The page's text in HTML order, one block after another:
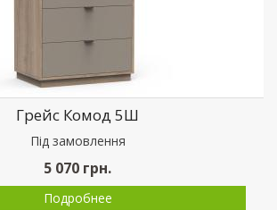
Грейс Комод 5Ш
Пiд замовлення
5 070 грн.
Подробнее